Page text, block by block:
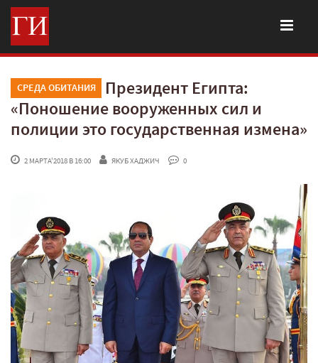
СРЕДА ОБИТАНИЯ
Президент Египта:
«Поношение вооруженных сил и
полиции это государственная измена»
2 МАРТА'2018 В 16:00 ЯКУБ ХАДЖИЧ 0